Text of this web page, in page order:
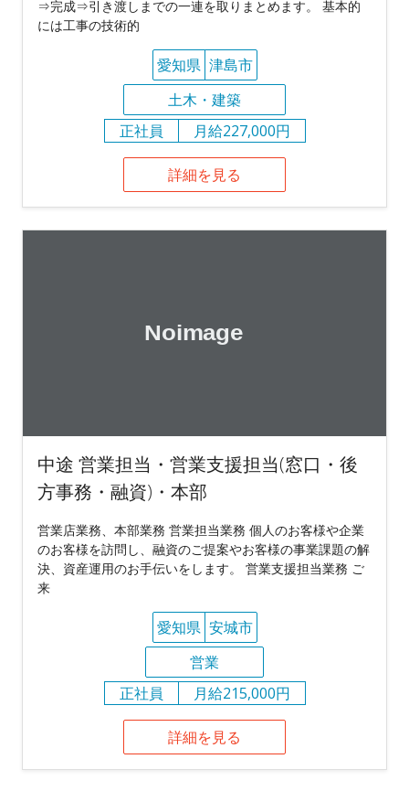
⇒完成⇒引き渡しまでの一連を取りまとめます。 基本的
には工事の技術的
愛知県 津島市
土木・建築
正社員
月給227,000円
詳細を見る
中途 営業担当・営業支援担当(窓口・後
方事務・融資)・本部
営業店業務、本部業務 営業担当業務 個人のお客様や企業
のお客様を訪問し、融資のご提案やお客様の事業課題の解
決、資産運用のお手伝いをします。 営業支援担当業務 ご
来
愛知県 安城市
営業
正社員
月給215,000円
詳細を見る